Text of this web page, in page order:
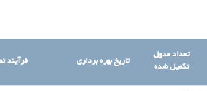
تعداد مدول
تکمیل شده
تاریخ بهره برداری فرآیند